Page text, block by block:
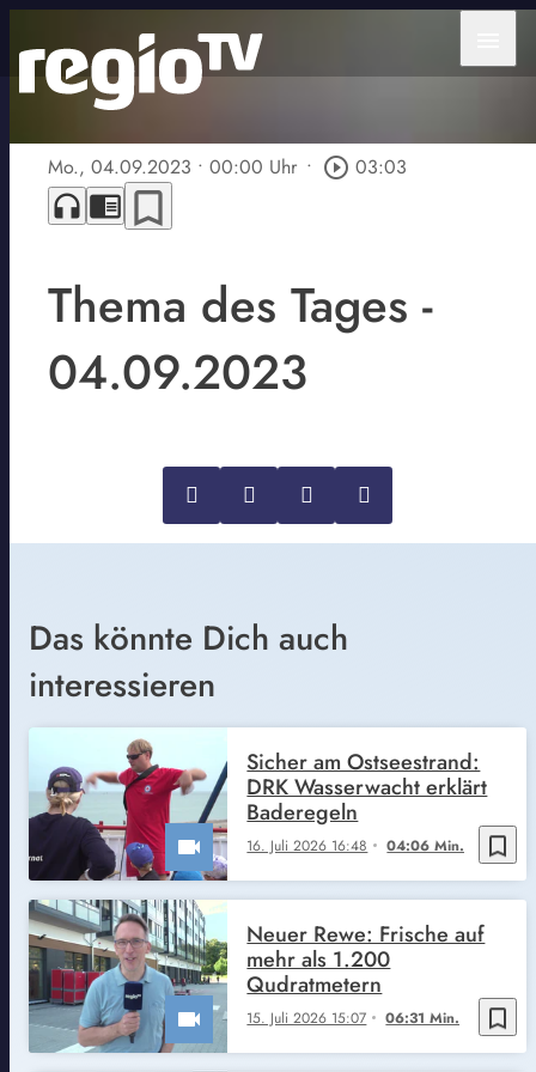
Mo., 04.09.2023 • 00:00 Uhr • play_circle_outline 03:03
headphones chrome_reader_mode bookmark_border
Thema des Tages -
04.09.2023
Das könnte Dich auch
interessieren
bookmark_border
16. Juli 2026 16:48 04:06 Min.
Sicher am Ostseestrand:
DRK Wasserwacht erklärt
Baderegeln
bookmark_border
15. Juli 2026 15:07 06:31 Min.
Neuer Rewe: Frische auf
mehr als 1.200
Qudratmetern